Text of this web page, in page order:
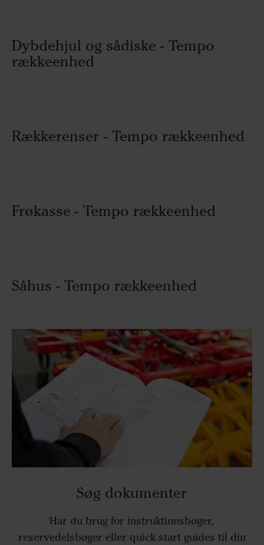
Dybdehjul og sådiske - Tempo
rækkeenhed
Rækkerenser - Tempo rækkeenhed
Frøkasse - Tempo rækkeenhed
Såhus - Tempo rækkeenhed
Søg dokumenter
Har du brug for instruktionsbøger,
reservedelsbøger eller quick start guides til din